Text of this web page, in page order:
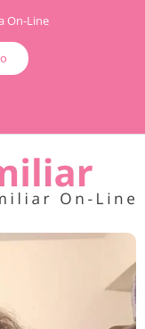
On-Line